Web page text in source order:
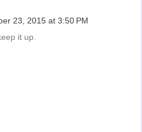
23, 2015 at 3:50 PM
it up.